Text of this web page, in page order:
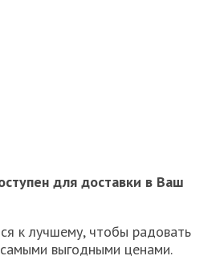
для доставки в Ваш
к лучшему, чтобы радовать
выгодными ценами.